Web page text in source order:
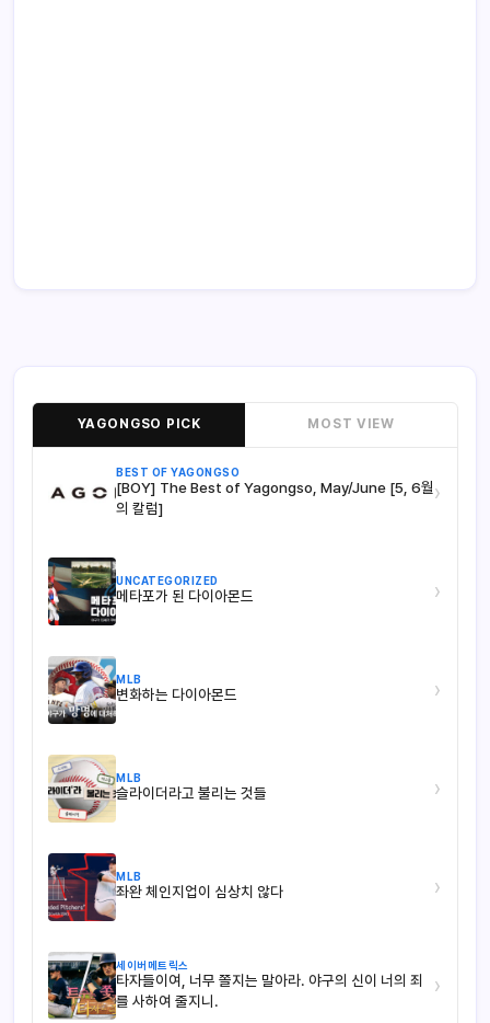
YAGONGSO PICK MOST VIEW
BEST OF YAGONGSO
[BOY] The Best of Yagongso, May/June [5, 6월
의 칼럼]
›
UNCATEGORIZED
메타포가 된 다이아몬드 ›
MLB
변화하는 다이아몬드 ›
MLB
슬라이더라고 불리는 것들 ›
MLB
좌완 체인지업이 심상치 않다 ›
세이버메트릭스
타자들이여, 너무 쫄지는 말아라. 야구의 신이 너의 죄
를 사하여 줄지니.
›